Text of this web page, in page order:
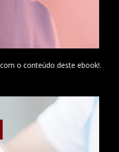
o conteúdo deste ebook!.